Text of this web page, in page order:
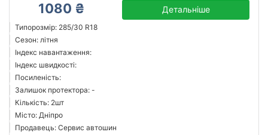
1080 ₴ Детальніше
Типорозмір: 285/30 R18
Сезон: літня
Індекс навантаження:
Індекс швидкості:
Посиленість:
Залишок протектора: -
Кількість: 2шт
Місто: Дніпро
Продавець: Сервис автошин